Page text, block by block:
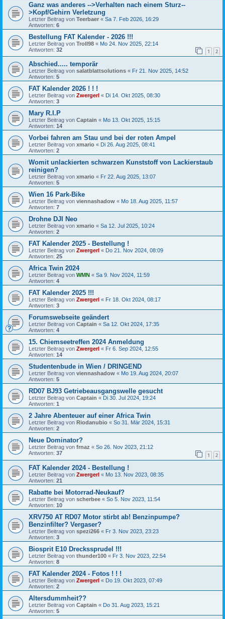
Ganz was anderes -->Verhalten nach einem Sturz--
>Kopf/Gehirn Verletzung
Letzter Beitrag von Teerbaer « Sa 7. Feb 2026, 16:29
Antworten: 6
Bestellung FAT Kalender - 2026 !!!
Letzter Beitrag von Troll98 « Mo 24. Nov 2025, 22:14
Antworten: 32 1 2
Abschied..... temporär
Letzter Beitrag von salatblattsolutions « Fr 21. Nov 2025, 14:52
Antworten: 5
FAT Kalender 2026 ! ! !
Letzter Beitrag von Zwergerl « Di 14. Okt 2025, 08:30
Antworten: 3
Mary R.I.P
Letzter Beitrag von Captain « Mo 13. Okt 2025, 15:15
Antworten: 14
Vorbei fahren am Stau und bei der roten Ampel
Letzter Beitrag von xmario « Di 26. Aug 2025, 08:41
Antworten: 2
Womit unlackierten schwarzen Kunststoff von Lackierstaub
reinigen?
Letzter Beitrag von xmario « Fr 22. Aug 2025, 13:07
Antworten: 5
Wien 16 Park-Bike
Letzter Beitrag von viennashadow « Mo 18. Aug 2025, 11:57
Antworten: 7
Drohne DJI Neo
Letzter Beitrag von xmario « Sa 12. Jul 2025, 10:24
Antworten: 2
FAT Kalender 2025 - Bestellung !
Letzter Beitrag von Zwergerl « Do 21. Nov 2024, 08:09
Antworten: 25
Africa Twin 2024
Letzter Beitrag von WMN « Sa 9. Nov 2024, 11:59
Antworten: 4
FAT Kalender 2025 !!!
Letzter Beitrag von Zwergerl « Fr 18. Okt 2024, 08:17
Antworten: 3
Forumswebseite geändert
Letzter Beitrag von Captain « Sa 12. Okt 2024, 17:35
Antworten: 4
15. Chiemseetreffen 2024 Anmeldung
Letzter Beitrag von Zwergerl « Fr 6. Sep 2024, 12:55
Antworten: 14
Studentenbude in Wien / DRINGEND
Letzter Beitrag von viennashadow « Mo 19. Aug 2024, 20:07
Antworten: 5
RD07 BJ93 Getriebeausgangswelle gesucht
Letzter Beitrag von Captain « Di 30. Jul 2024, 19:24
Antworten: 1
2 Jahre Abenteuer auf einer Africa Twin
Letzter Beitrag von Riodanubio « So 31. Mär 2024, 15:31
Antworten: 2
Neue Dominator?
Letzter Beitrag von frnaz « So 26. Nov 2023, 21:12
Antworten: 37 1 2
FAT Kalender 2024 - Bestellung !
Letzter Beitrag von Zwergerl « Mo 13. Nov 2023, 08:35
Antworten: 21
Rabatte bei Motorrad-Neukauf?
Letzter Beitrag von scherbee « So 5. Nov 2023, 11:54
Antworten: 10
XRV750 AT RD07 Motor stirbt ab! Benzinpumpe?
Benzinfilter? Vergaser?
Letzter Beitrag von spezi266 « Fr 3. Nov 2023, 23:23
Antworten: 3
Biosprit E10 Dreckssprudel !!!
Letzter Beitrag von thunder100 « Fr 3. Nov 2023, 22:54
Antworten: 8
FAT Kalender 2024 - Fotos ! ! !
Letzter Beitrag von Zwergerl « Do 19. Okt 2023, 07:49
Antworten: 2
Altersdummheit??
Letzter Beitrag von Captain « Do 31. Aug 2023, 15:21
Antworten: 5